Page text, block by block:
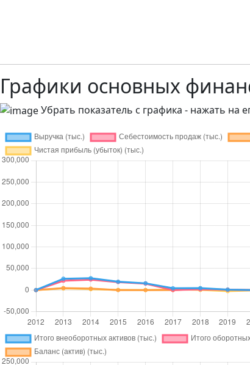
Графики основных
Убрать показатель с графика - нажать на